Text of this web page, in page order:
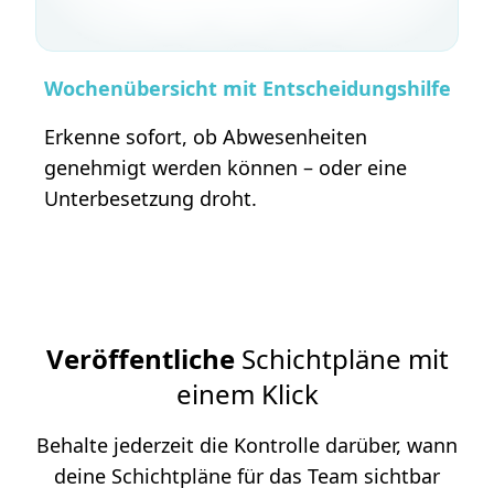
Wochenübersicht mit Entscheidungshilfe
Erkenne sofort, ob Abwesenheiten
genehmigt werden können – oder eine
Unterbesetzung droht.
Veröffentliche Schichtpläne mit
einem Klick
Behalte jederzeit die Kontrolle darüber, wann
deine Schichtpläne für das Team sichtbar